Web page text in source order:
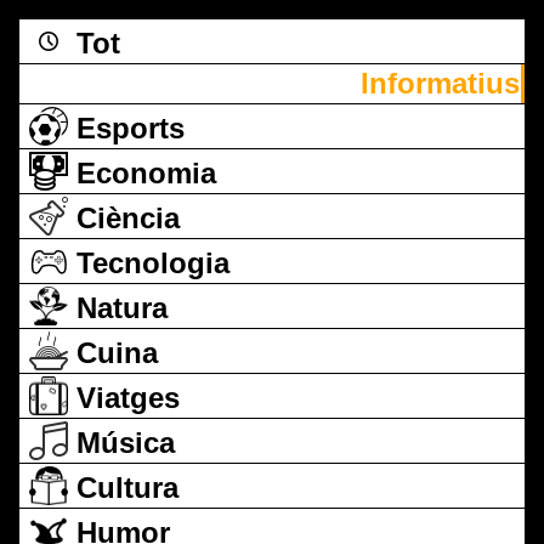
Tot
Informatius
Esports
Economia
Ciència
Tecnologia
Natura
Cuina
Viatges
Música
Cultura
Humor